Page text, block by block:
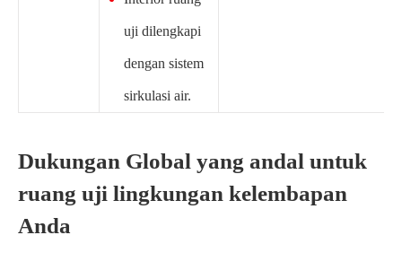
uji dilengkapi
dengan sistem
sirkulasi air.
Dukungan Global yang andal untuk
ruang uji lingkungan kelembapan
Anda